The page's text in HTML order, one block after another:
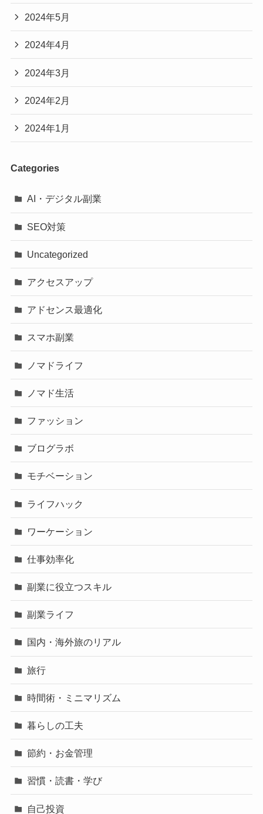
2024年5月
2024年4月
2024年3月
2024年2月
2024年1月
Categories
AI・デジタル副業
SEO対策
Uncategorized
アクセスアップ
アドセンス最適化
スマホ副業
ノマドライフ
ノマド生活
ファッション
ブログラボ
モチベーション
ライフハック
ワーケーション
仕事効率化
副業に役立つスキル
副業ライフ
国内・海外旅のリアル
旅行
時間術・ミニマリズム
暮らしの工夫
節約・お金管理
習慣・読書・学び
自己投資